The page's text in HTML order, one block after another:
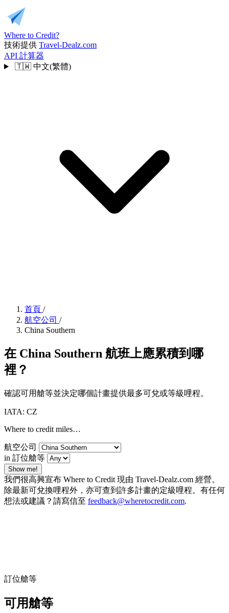
Where to Credit?
技術提供 Travel-Dealz.com
API 計算器
🇹🇼 中文(繁體)
首頁 /
航空公司 /
China Southern
在 China Southern 航班上應累積到哪
裡？
確認可用艙等並決定哪個計畫提供最多可兌或等級哩程。
IATA: CZ
Where to credit miles…
航空公司
in 訂位艙等
Show me!
我們很高興宣布 Where to Credit 現由 Travel-Dealz.com 經營。
除最新可兌換哩程外，亦可查到許多計畫的定級哩程。有任何
想法或建議？請寫信至 feedback@wheretocredit.com.
訂位艙等
可用艙等